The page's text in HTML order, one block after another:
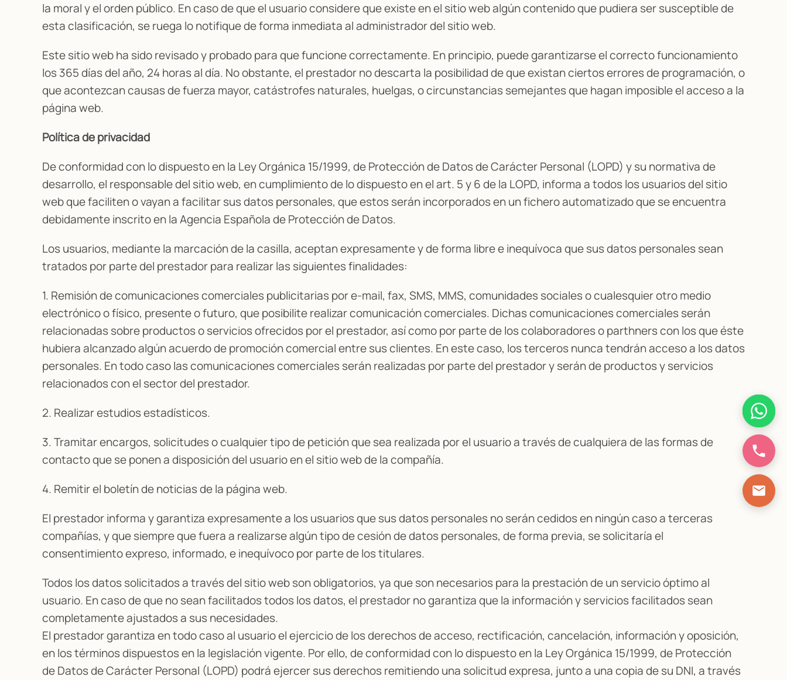
la moral y el orden público. En caso de que el usuario considere que existe en el sitio web algún contenido que pudiera ser susceptible de
esta clasificación, se ruega lo notifique de forma inmediata al administrador del sitio web.
Este sitio web ha sido revisado y probado para que funcione correctamente. En principio, puede garantizarse el correcto funcionamiento
los 365 días del año, 24 horas al día. No obstante, el prestador no descarta la posibilidad de que existan ciertos errores de programación, o
que acontezcan causas de fuerza mayor, catástrofes naturales, huelgas, o circunstancias semejantes que hagan imposible el acceso a la
página web.
Política de privacidad
De conformidad con lo dispuesto en la Ley Orgánica 15/1999, de Protección de Datos de Carácter Personal (LOPD) y su normativa de
desarrollo, el responsable del sitio web, en cumplimiento de lo dispuesto en el art. 5 y 6 de la LOPD, informa a todos los usuarios del sitio
web que faciliten o vayan a facilitar sus datos personales, que estos serán incorporados en un fichero automatizado que se encuentra
debidamente inscrito en la Agencia Española de Protección de Datos.
Los usuarios, mediante la marcación de la casilla, aceptan expresamente y de forma libre e inequívoca que sus datos personales sean
tratados por parte del prestador para realizar las siguientes finalidades:
1. Remisión de comunicaciones comerciales publicitarias por e-mail, fax, SMS, MMS, comunidades sociales o cualesquier otro medio
electrónico o físico, presente o futuro, que posibilite realizar comunicación comerciales. Dichas comunicaciones comerciales serán
relacionadas sobre productos o servicios ofrecidos por el prestador, así como por parte de los colaboradores o parthners con los que éste
hubiera alcanzado algún acuerdo de promoción comercial entre sus clientes. En este caso, los terceros nunca tendrán acceso a los datos
personales. En todo caso las comunicaciones comerciales serán realizadas por parte del prestador y serán de productos y servicios
relacionados con el sector del prestador.
2. Realizar estudios estadísticos.
3. Tramitar encargos, solicitudes o cualquier tipo de petición que sea realizada por el usuario a través de cualquiera de las formas de
contacto que se ponen a disposición del usuario en el sitio web de la compañía.
4. Remitir el boletín de noticias de la página web.
El prestador informa y garantiza expresamente a los usuarios que sus datos personales no serán cedidos en ningún caso a terceras
compañías, y que siempre que fuera a realizarse algún tipo de cesión de datos personales, de forma previa, se solicitaría el
consentimiento expreso, informado, e inequívoco por parte de los titulares.
Todos los datos solicitados a través del sitio web son obligatorios, ya que son necesarios para la prestación de un servicio óptimo al
usuario. En caso de que no sean facilitados todos los datos, el prestador no garantiza que la información y servicios facilitados sean
completamente ajustados a sus necesidades.
El prestador garantiza en todo caso al usuario el ejercicio de los derechos de acceso, rectificación, cancelación, información y oposición,
en los términos dispuestos en la legislación vigente. Por ello, de conformidad con lo dispuesto en la Ley Orgánica 15/1999, de Protección
de Datos de Carácter Personal (LOPD) podrá ejercer sus derechos remitiendo una solicitud expresa, junto a una copia de su DNI, a través